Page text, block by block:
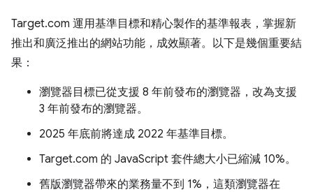
Target.com 運用基準目標和精心製作的基準報表，掌握新
推出和廣泛推出的網站功能，成效顯著。以下是幾個重要結
果：
瀏覽器目標已從支援 8 年前發布的瀏覽器，改為支援
3 年前發布的瀏覽器。
2025 年底前將達成 2022 年基準目標。
Target.com 的 JavaScript 套件總大小已縮減 10%。
舊版瀏覽器帶來的業務量不到 1%，這類瀏覽器在